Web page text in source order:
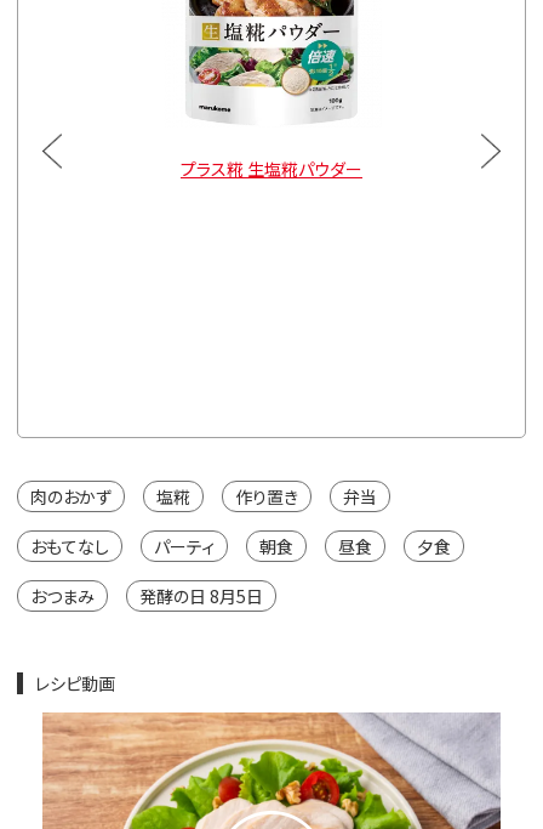
プラス糀 生塩糀パウダー
肉のおかず 塩糀 作り置き 弁当
おもてなし パーティ 朝食 昼食 夕食
おつまみ 発酵の日 8月5日
レシピ動画